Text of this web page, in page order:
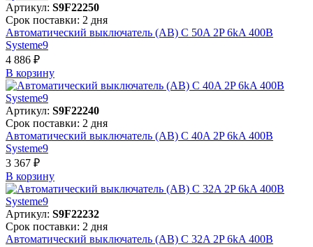
Артикул: S9F22250
Срок поставки: 2 дня
Автоматический выключатель (АВ) C 50A 2P 6kA 400В
Systeme9
4 886 ₽
В корзинy
Артикул: S9F22240
Срок поставки: 2 дня
Автоматический выключатель (АВ) C 40A 2P 6kA 400В
Systeme9
3 367 ₽
В корзинy
Артикул: S9F22232
Срок поставки: 2 дня
Автоматический выключатель (АВ) C 32A 2P 6kA 400В